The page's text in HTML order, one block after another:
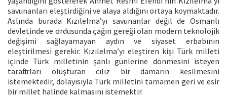
savunanları eleştirdiğini ve alaya aldığını ortaya koymaktadır.
Aslında burada Kızılelma’yı savunanlar değil de Osmanlı
devletinde ve ordusunda çağın gereği olan modern teknolojik
değişimi sağlayamayan aydın ve siyaset erbabının
eleştirilmesi gerekir. Kızılelma’yı eleştiren kişi Türk milleti
içinde Türk milletinin şanlı günlerine dönmesini isteyen
taraftarları oluşturan cılız bir damarın kesilmesini
istemektedir, dolayısıyla Türk milletini tamamen geri ve esir
bir millet halinde kalmasını istemektir.